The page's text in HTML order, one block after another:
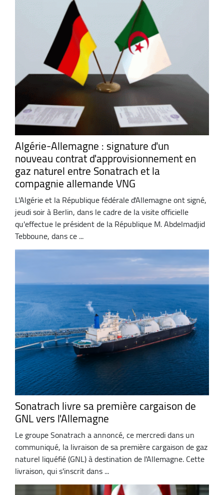
Algérie-Allemagne : signature d'un
nouveau contrat d'approvisionnement en
gaz naturel entre Sonatrach et la
compagnie allemande VNG
L'Algérie et la République fédérale d'Allemagne ont signé,
jeudi soir à Berlin, dans le cadre de la visite officielle
qu'effectue le président de la République M. Abdelmadjid
Tebboune, dans ce ...
Sonatrach livre sa première cargaison de
GNL vers l'Allemagne
Le groupe Sonatrach a annoncé, ce mercredi dans un
communiqué, la livraison de sa première cargaison de gaz
naturel liquéfié (GNL) à destination de l'Allemagne. Cette
livraison, qui s'inscrit dans ...